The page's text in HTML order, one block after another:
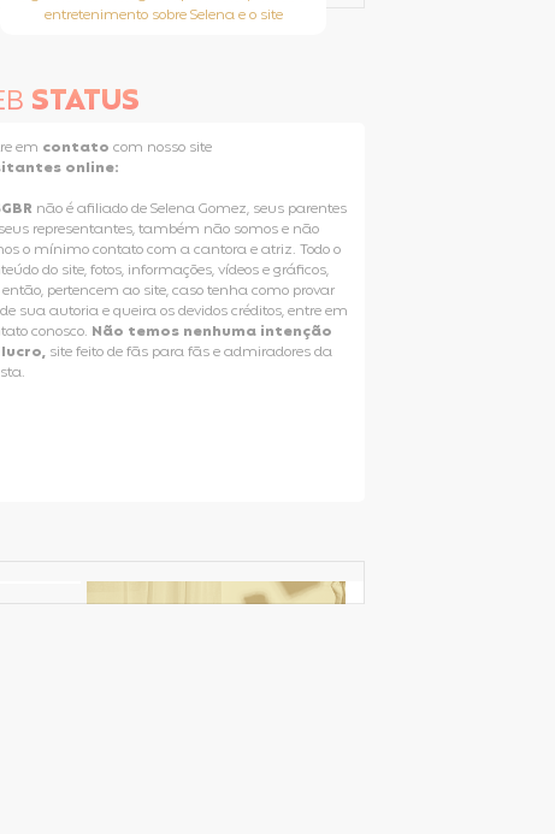
entretenimento sobre Selena e o site
STATUS
em contatocom nosso site
online:
não é afiliado de Selena Gomez, seus parentes
representantes, também não somos e não
o mínimo contato com a cantora e atriz. Todo o
do site, fotos, informações, vídeos e gráficos,
pertencem ao site, caso tenha como provar
sua autoria e queira os devidos créditos, entre em
conosco. Não temos nenhuma intenção
site feito de fãs para fãs e admiradores da